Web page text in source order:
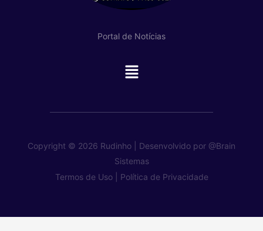
Portal de Notícias
Main
Copyright © 2026 Rudinho | Desenvolvido por @Brain
Sistemas
Termos de Uso |
Política de Privacidade